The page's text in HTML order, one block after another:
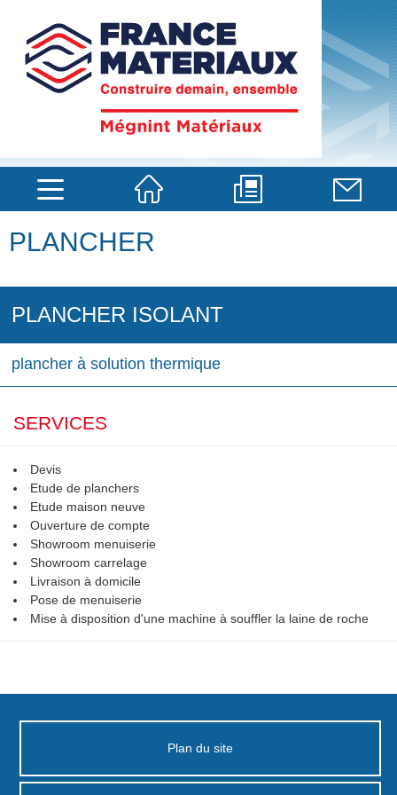
PLANCHER
PLANCHER ISOLANT
plancher à solution thermique
SERVICES
Devis
Etude de planchers
Etude maison neuve
Ouverture de compte
Showroom menuiserie
Showroom carrelage
Livraison à domicile
Pose de menuiserie
Mise à disposition d'une machine à souffler la laine de roche
Plan du site